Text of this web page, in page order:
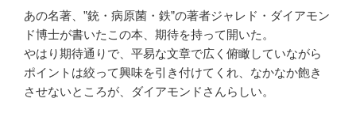
あの名著、”銃・病原菌・鉄”の著者ジャレド・ダイアモン
ド博士が書いたこの本、期待を持って開いた。
やはり期待通りで、平易な文章で広く俯瞰していながら
ポイントは絞って興味を引き付けてくれ、なかなか飽き
させないところが、ダイアモンドさんらしい。